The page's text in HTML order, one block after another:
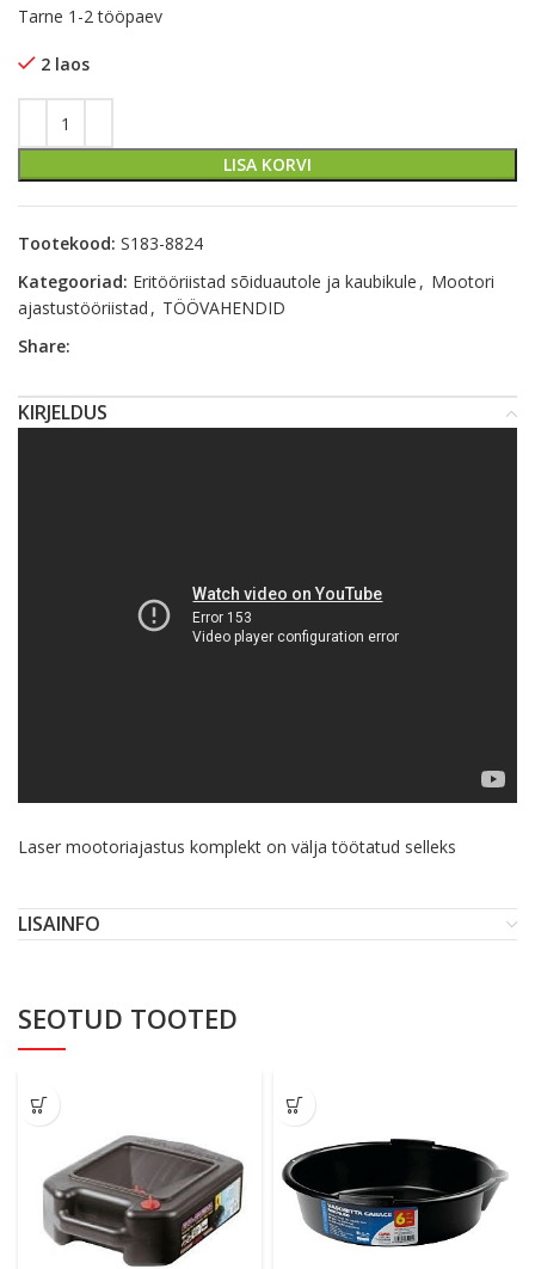
Tarne 1-2 tööpaev
2 laos
LISA KORVI
Tootekood: S183-8824
Kategooriad: Eritööriistad sõiduautole ja kaubikule , Mootori
ajastustööriistad , TÖÖVAHENDID
Share:
KIRJELDUS
Laser mootoriajastus komplekt on välja töötatud selleks
LISAINFO
SEOTUD TOOTED